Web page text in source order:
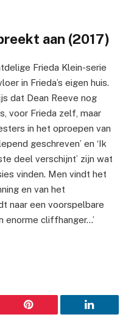
aan (2017)
Frieda Klein-serie
in Frieda’s eigen huis.
dat Dean Reeve nog
voor Frieda zelf, maar
in het oproepen van
geschreven’ en ‘Ik
deel verschijnt’ zijn wat
vinden. Men vindt het
en van het
naar een voorspelbare
enorme cliffhanger…’
Pinterest LinkedIn